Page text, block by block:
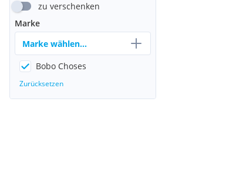
zu verschenken
Marke
Marke wählen...
Bobo Choses
Zurücksetzen